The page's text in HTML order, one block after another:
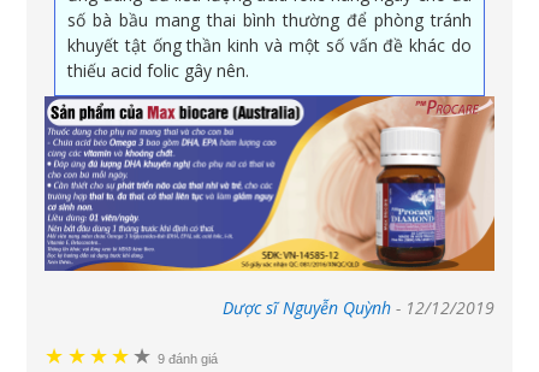
số bà bầu mang thai bình thường để phòng tránh
khuyết tật ống thần kinh và một số vấn đề khác do
thiếu acid folic gây nên.
Dược sĩ Nguyễn Quỳnh- 12/12/2019
★ ★★★★
★ 9 đánh giá